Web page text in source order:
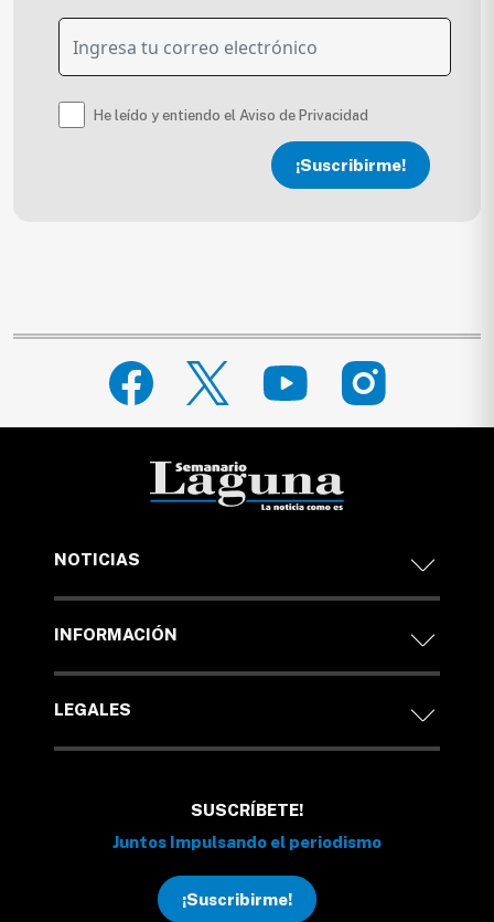
He leído y entiendo el Aviso de Privacidad
¡Suscribirme!
NOTICIAS
INFORMACIÓN
LEGALES
SUSCRÍBETE!
Juntos Impulsando el periodismo
¡Suscribirme!